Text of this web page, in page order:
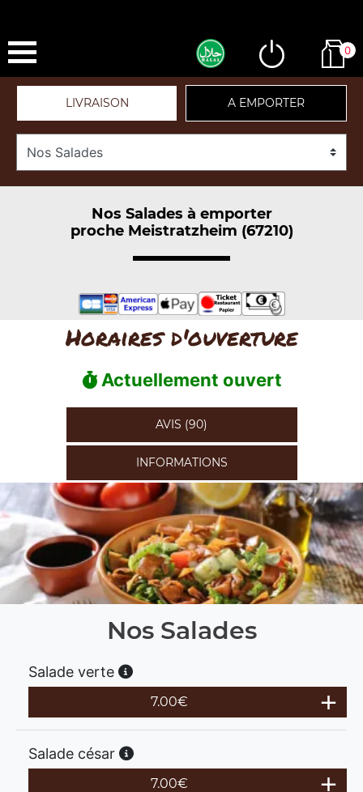
0
LIVRAISON A EMPORTER
Nos Salades à emporter
proche Meistratzheim (67210)
Horaires d'ouverture
Actuellement ouvert
AVIS (90)
INFORMATIONS
Nos Salades
Salade verte
7.00€
Salade césar
7.00€